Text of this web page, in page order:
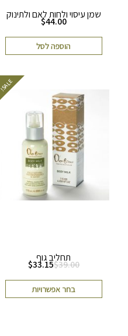
שמן עיסוי ולחות לאם ולתינוק
$44.00
הוספה לסל
S
A
LE
!
תחליב גוף
$39.00
$33.15
בחר אפשרויות